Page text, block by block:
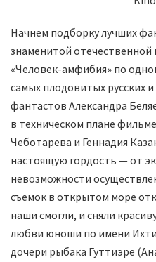
Начнем подборку лучших
знаменитой
«Человек-амфибия» по
самых плодовитых русских
фантастов Александра
в техническом плане
Чеботарева и Геннадия
настоящую гордость — от
невозможности
съемок в открытом море
наши смогли, и сняли
любви юноши по имени
дочери рыбака Гуттиэре